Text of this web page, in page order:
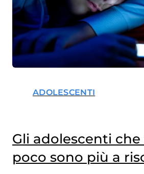
ADOLESCENTI
Gli adolescenti
poco sono più a